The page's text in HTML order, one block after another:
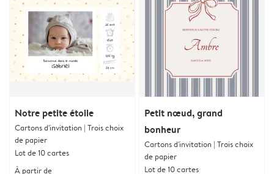
Notre petite étoile
Cartons d'invitation | Trois choix
de papier
Lot de 10 cartes
À partir de
Petit nœud, grand
bonheur
Cartons d'invitation | Trois choix
de papier
Lot de 10 cartes